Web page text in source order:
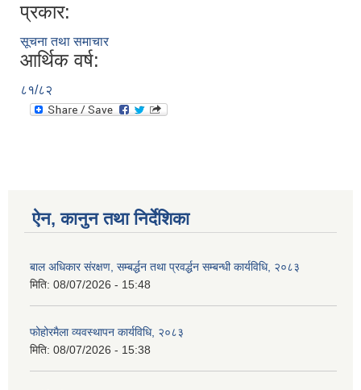
प्रकार:
सूचना तथा समाचार
आर्थिक वर्ष:
८१/८२
ऐन, कानुन तथा निर्देशिका
बाल अधिकार संरक्षण, सम्बर्द्धन तथा प्रवर्द्धन सम्बन्धी कार्यविधि, २०८३
मिति: 08/07/2026 - 15:48
फोहोरमैला व्यवस्थापन कार्यविधि, २०८३
मिति: 08/07/2026 - 15:38